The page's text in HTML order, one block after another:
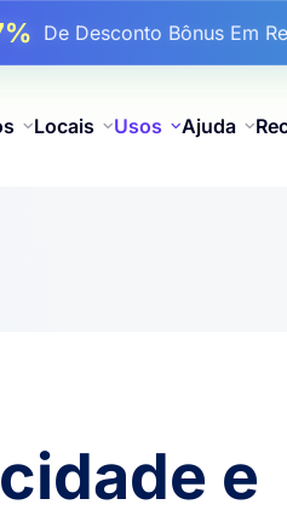
De Desconto Bônus Em
Desconto Em Compras
Locais Usos Ajuda
e